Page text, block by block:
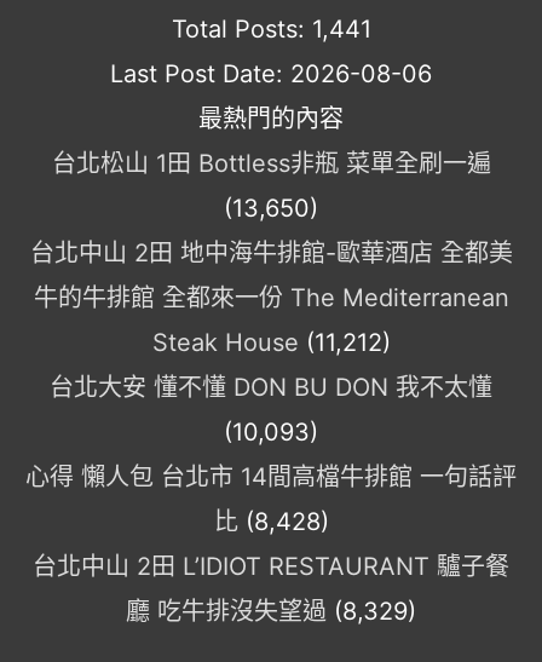
Total Posts: 1,441
Last Post Date: 2026-08-06
最熱門的內容
台北松山 1田 Bottless非瓶 菜單全刷一遍
(13,650)
台北中山 2田 地中海牛排館-歐華酒店 全都美
牛的牛排館 全都來一份 The Mediterranean
Steak House (11,212)
台北大安 懂不懂 DON BU DON 我不太懂
(10,093)
心得 懶人包 台北市 14間高檔牛排館 一句話評
比 (8,428)
台北中山 2田 L’IDIOT RESTAURANT 驢子餐
廳 吃牛排沒失望過 (8,329)